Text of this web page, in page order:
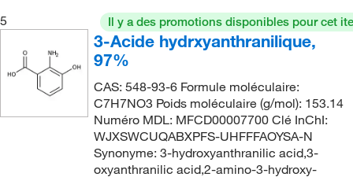
5
Il y a des promotions disponibles pour cet
3-Acide hydrxyanthranilique,
97%
CAS: 548-93-6 Formule moléculaire:
C7H7NO3 Poids moléculaire (g/mol): 153.14
Numéro MDL: MFCD00007700 Clé InChI:
WJXSWCUQABXPFS-UHFFFAOYSA-N
Synonyme: 3-hydroxyanthranilic acid,3-
oxyanthranilic acid,2-amino-3-hydroxy-